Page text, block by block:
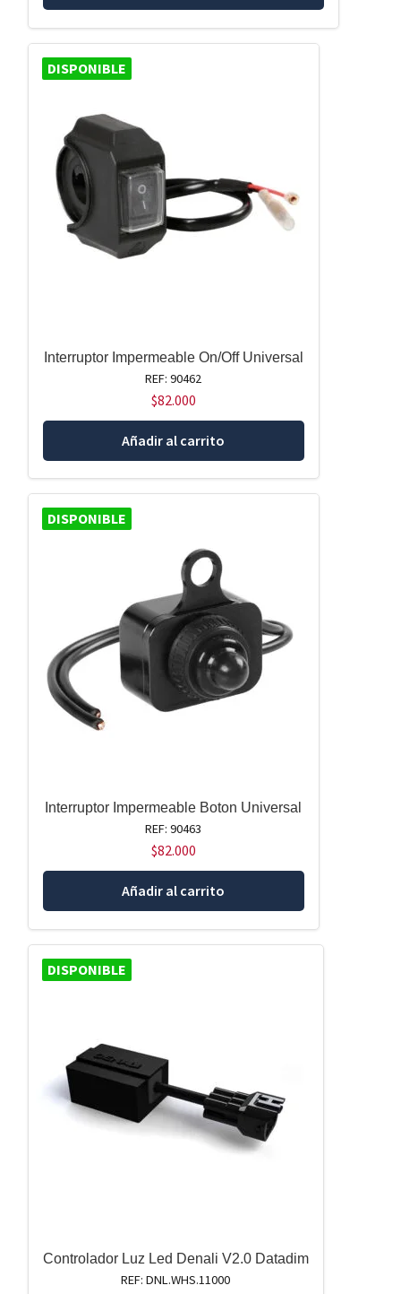
DISPONIBLE
Interruptor Impermeable On/Off Universal
REF: 90462
$82.000
Añadir al carrito
DISPONIBLE
Interruptor Impermeable Boton Universal
REF: 90463
$82.000
Añadir al carrito
DISPONIBLE
Controlador Luz Led Denali V2.0 Datadim
REF: DNL.WHS.11000